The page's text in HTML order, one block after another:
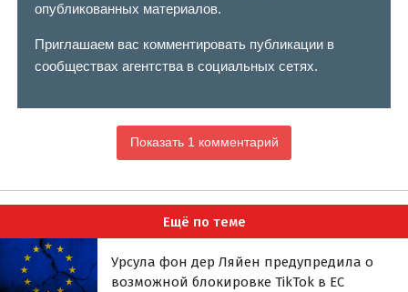
опубликованных материалов.
Приглашаем вас комментировать публикации в
сообществах агентства в социальных сетях.
Показать 1 комментарий
Ещё по теме
Урсула фон дер Ляйен предупредила о
возможной блокировке TikTok в ЕС